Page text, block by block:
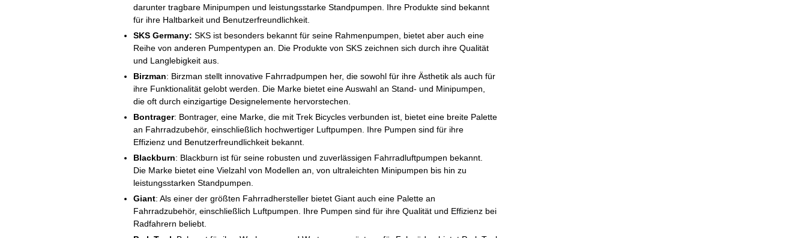
darunter tragbare Minipumpen und leistungsstarke Standpumpen. Ihre Produkte sind bekannt
für ihre Haltbarkeit und Benutzerfreundlichkeit.
SKS Germany: SKS ist besonders bekannt für seine Rahmenpumpen, bietet aber auch eine
Reihe von anderen Pumpentypen an. Die Produkte von SKS zeichnen sich durch ihre Qualität
und Langlebigkeit aus.
Birzman: Birzman stellt innovative Fahrradpumpen her, die sowohl für ihre Ästhetik als auch für
ihre Funktionalität gelobt werden. Die Marke bietet eine Auswahl an Stand- und Minipumpen,
die oft durch einzigartige Designelemente hervorstechen.
Bontrager: Bontrager, eine Marke, die mit Trek Bicycles verbunden ist, bietet eine breite Palette
an Fahrradzubehör, einschließlich hochwertiger Luftpumpen. Ihre Pumpen sind für ihre
Effizienz und Benutzerfreundlichkeit bekannt.
Blackburn: Blackburn ist für seine robusten und zuverlässigen Fahrradluftpumpen bekannt.
Die Marke bietet eine Vielzahl von Modellen an, von ultraleichten Minipumpen bis hin zu
leistungsstarken Standpumpen.
Giant: Als einer der größten Fahrradhersteller bietet Giant auch eine Palette an
Fahrradzubehör, einschließlich Luftpumpen. Ihre Pumpen sind für ihre Qualität und Effizienz bei
Radfahrern beliebt.